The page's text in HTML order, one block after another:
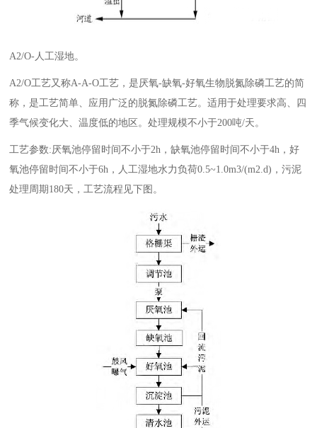
A2/O-人工湿地。
A2/O工艺又称A-A-O工艺，是厌氧-缺氧-好氧生物脱氮除磷工艺的简
称，是工艺简单、应用广泛的脱氮除磷工艺。适用于处理要求高、四
季气候变化大、温度低的地区。处理规模不小于200吨/天。
工艺参数:厌氧池停留时间不小于2h，缺氧池停留时间不小于4h，好
氧池停留时间不小于6h，人工湿地水力负荷0.5~1.0m3/(m2.d)，污泥
处理周期180天，工艺流程见下图。